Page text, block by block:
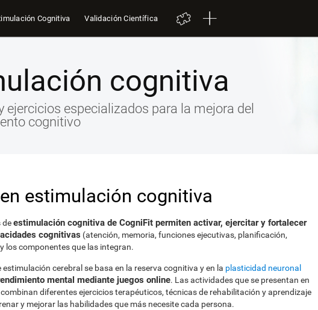
Cognitiva Validación Científica
cognitiva
ejercicios especializados para la mejora del
cognitivo
estimulación cognitiva
deestimulación cognitiva de CogniFit permiten activar, ejercitar y fortalecer
cognitivas (atención, memoria, funciones ejecutivas, planificación,
los componentes que las integran.
estimulación cerebral se basa en la reserva cognitiva y en la plasticidad neuronal
mental mediante juegos online. Las actividades que se presentan en
diferentes ejercicios terapéuticos, técnicas de rehabilitación y aprendizaje
y mejorar las habilidades que más necesite cada persona.